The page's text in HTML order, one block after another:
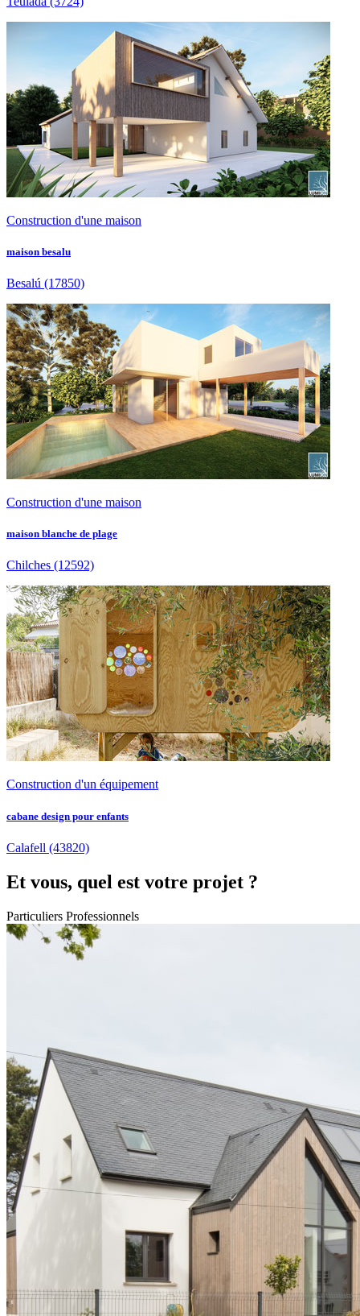
Construction d'une maison
maison besalu
Besalú (17850)
Construction d'une maison
maison blanche de plage
Chilches (12592)
Construction d'un équipement
cabane design pour enfants
Calafell (43820)
Et vous, quel est votre projet ?
Particuliers Professionnels